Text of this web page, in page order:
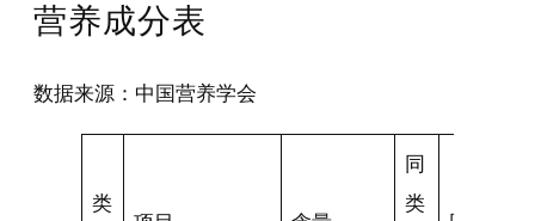
营养成分表
数据来源：中国营养学会
类
同
类